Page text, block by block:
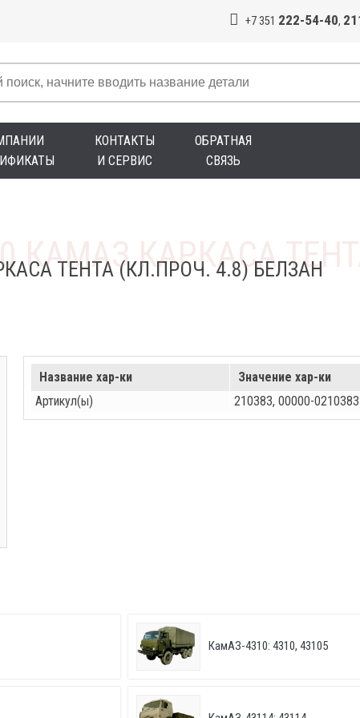
+7 351 222-54-40,
КОНТАКТЫ
И СЕРВИС
ОБРАТНАЯ
СВЯЗЬ
ТЕНТА (КЛ.ПРОЧ. 4.8) БЕЛЗАН
Название хар-ки
Значение хар-ки
Артикул(ы)
210383, 00000-
КамАЗ-4310: 4310, 43105